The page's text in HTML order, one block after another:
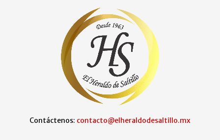
Contáctenos: contacto@elheraldodesaltillo.mx